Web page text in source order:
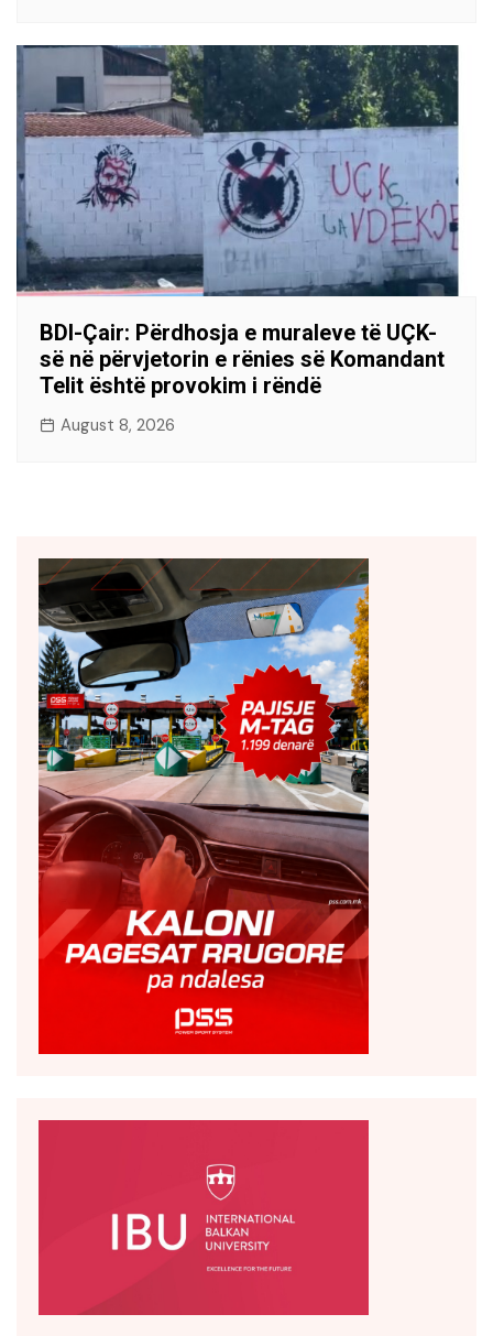
BDI-Çair: Përdhosja e muraleve të UÇK-
së në përvjetorin e rënies së Komandant
Telit është provokim i rëndë
August 8, 2026